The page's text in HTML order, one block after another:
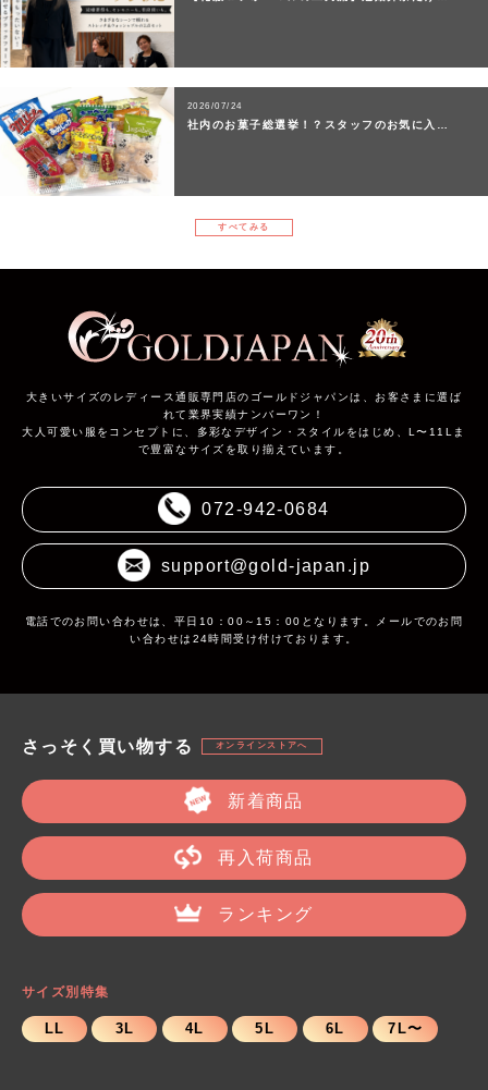
2026/07/24
社内のお菓子総選挙！？スタッフのお気に入…
すべてみる
大きいサイズのレディース通販専門店のゴールドジャパンは、お客さまに選ば
れて業界実績ナンバーワン！
大人可愛い服をコンセプトに、多彩なデザイン・スタイルをはじめ、L〜11Lま
で豊富なサイズを取り揃えています。
072-942-0684
support@gold-japan.jp
電話でのお問い合わせは、平日10：00～15：00となります。メールでのお問
い合わせは24時間受け付けております。
さっそく買い物する オンラインストアへ
新着商品
再入荷商品
ランキング
サイズ別特集
LL 3L 4L 5L 6L 7L〜